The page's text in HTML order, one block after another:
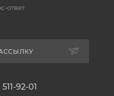
ответ
511-92-01